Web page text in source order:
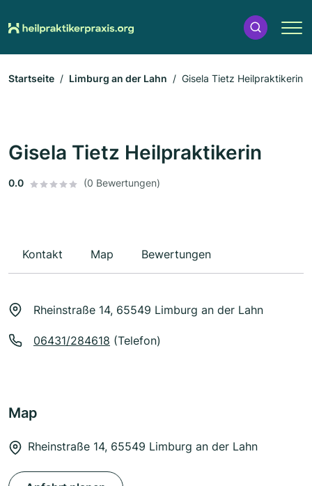
Startseite Limburg an der Lahn Gisela Tietz Heilpraktikerin
Gisela Tietz Heilpraktikerin
0.0 (0 Bewertungen)
Kontakt Map Bewertungen
Rheinstraße 14, 65549 Limburg an der Lahn
06431/284618 (Telefon)
Map
Rheinstraße 14, 65549 Limburg an der Lahn